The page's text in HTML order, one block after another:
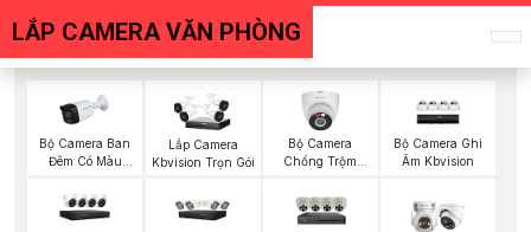
LẮP CAMERA VĂN PHÒNG
Bộ Camera Ban
Đêm Có Màu
Lắp Camera
Kbvision Trọn Gói
Bộ Camera
Chống Trộm
Bộ Camera Ghi
Âm Kbvision